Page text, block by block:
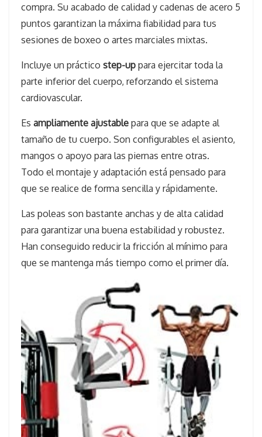
compra. Su acabado de calidad y cadenas de acero 5
puntos garantizan la máxima fiabilidad para tus
sesiones de boxeo o artes marciales mixtas.
Incluye un práctico step-up para ejercitar toda la
parte inferior del cuerpo, reforzando el sistema
cardiovascular.
Es ampliamente ajustable para que se adapte al
tamaño de tu cuerpo. Son configurables el asiento,
mangos o apoyo para las piernas entre otras.
Todo el montaje y adaptación está pensado para
que se realice de forma sencilla y rápidamente.
Las poleas son bastante anchas y de alta calidad
para garantizar una buena estabilidad y robustez.
Han conseguido reducir la fricción al mínimo para
que se mantenga más tiempo como el primer día.